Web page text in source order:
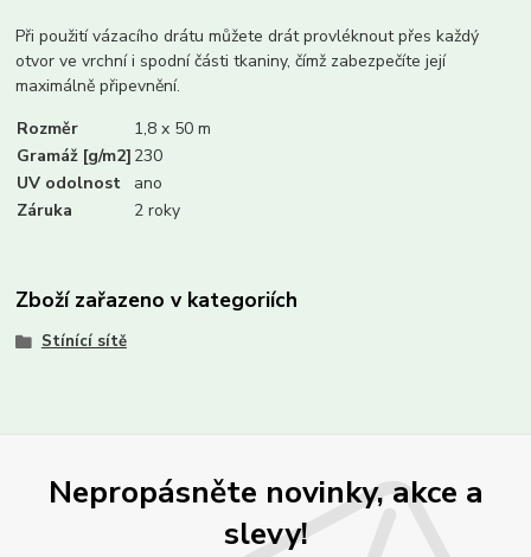
Při použití vázacího drátu můžete drát provléknout přes každý
otvor ve vrchní i spodní části tkaniny, čímž zabezpečíte její
maximálně připevnění.
Rozměr
1,8 x 50 m
Gramáž [g/m2] 230
UV odolnost
ano
Záruka
2 roky
Zboží zařazeno v kategoriích
Stínící sítě
Nepropásněte novinky, akce a
slevy!